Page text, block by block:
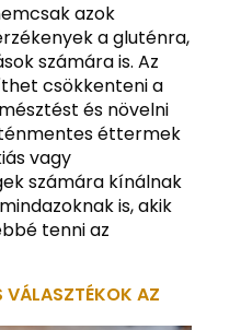
azok
a gluténra,
számára is. Az
csökkenteni a
és növelni
éttermek
vagy
számára kínálnak
is, akik
tenni az
VÁLASZTÉKOK AZ